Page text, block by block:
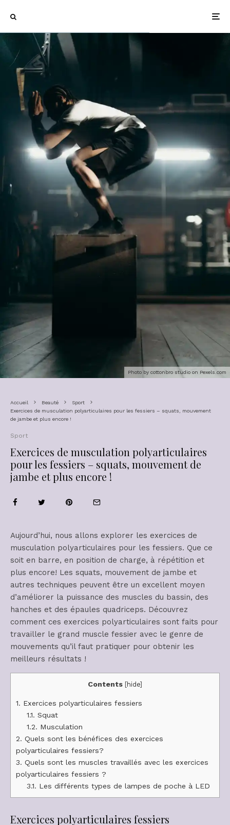
Photo by cottonbro studio on Pexels.com
Accueil Beauté
Sport
Exercices de musculation polyarticulaires pour les fessiers – squats, mouvement
de jambe et plus encore !
Sport
Exercices de musculation polyarticulaires
pour les fessiers – squats, mouvement de
jambe et plus encore !
Aujourd’hui, nous allons explorer les exercices de
musculation polyarticulaires pour les fessiers. Que ce
soit en barre, en position de charge, à répétition et
plus encore! Les squats, mouvement de jambe et
autres techniques peuvent être un excellent moyen
d’améliorer la puissance des muscles du bassin, des
hanches et des épaules quadriceps. Découvrez
comment ces exercices polyarticulaires sont faits pour
travailler le grand muscle fessier avec le genre de
mouvements qu’il faut pratiquer pour obtenir les
meilleurs résultats !
Contents [hide]
1. Exercices polyarticulaires fessiers
1.1. Squat
1.2. Musculation
2. Quels sont les bénéfices des exercices
polyarticulaires fessiers?
3. Quels sont les muscles travaillés avec les exercices
polyarticulaires fessiers ?
3.1. Les différents types de lampes de poche à LED
Exercices polyarticulaires fessiers